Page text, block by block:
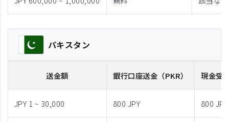
パキスタン
送金額 銀行口座送金 （PKR） 現金受
JPY 1 ~ 30,000 800 JPY 800 JPY